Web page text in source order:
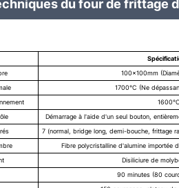
du four de frittage
100×100mm
1700℃ (Ne
Démarrage à l'aide d'un seul bouton,
7 (normal, bridge long, demi-bouche, frittage
Fibre polycristalline d'alumine importée
Disiliciure de
90 minutes (80